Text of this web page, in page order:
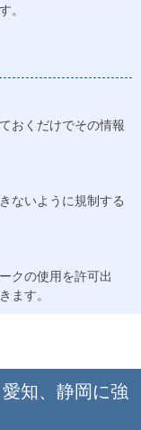
。
おくだけでその情報
ないように規制する
クの使用を許可出
ます。
知、静岡に強